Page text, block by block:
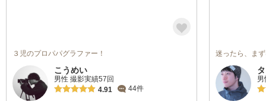
３児のプロパパグラファー！
こうめい
男性 撮影実績57回
4.91
44件
迷ったら、ま